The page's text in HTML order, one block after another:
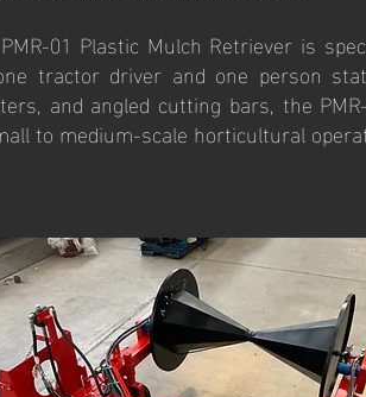
PMR-01 Plastic Mulch Retriever is
tractor driver and one person
and angled cutting bars, the
to medium-scale horticultural